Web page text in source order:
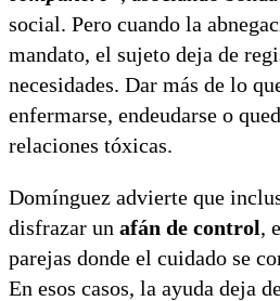
social. Pero cuando la
mandato, el sujeto deja de
necesidades. Dar más de lo
enfermarse, endeudarse o
relaciones tóxicas.
Domínguez advierte que
disfrazar un afán de control,
parejas donde el cuidado se
En esos casos, la ayuda deja